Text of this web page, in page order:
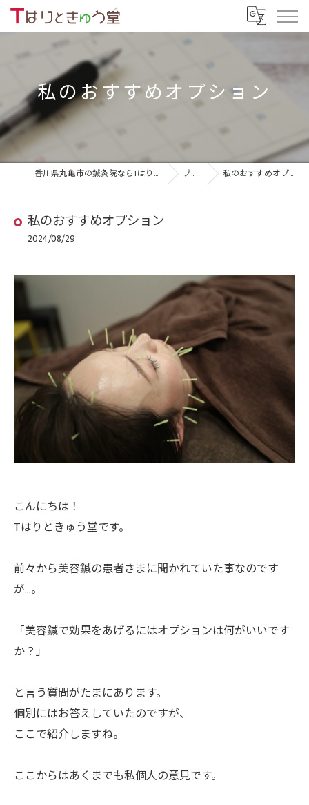
私のおすすめオプション
香川県丸亀市の鍼灸院ならTはりときゅう堂 ブログ 私のおすすめオプション
私のおすすめオプション
2024/08/29
こんにちは！
Tはりときゅう堂です。
前々から美容鍼の患者さまに聞かれていた事なのです
が…。
「美容鍼で効果をあげるにはオプションは何がいいです
か？」
と言う質問がたまにあります。
個別にはお答えしていたのですが、
ここで紹介しますね。
ここからはあくまでも私個人の意見です。